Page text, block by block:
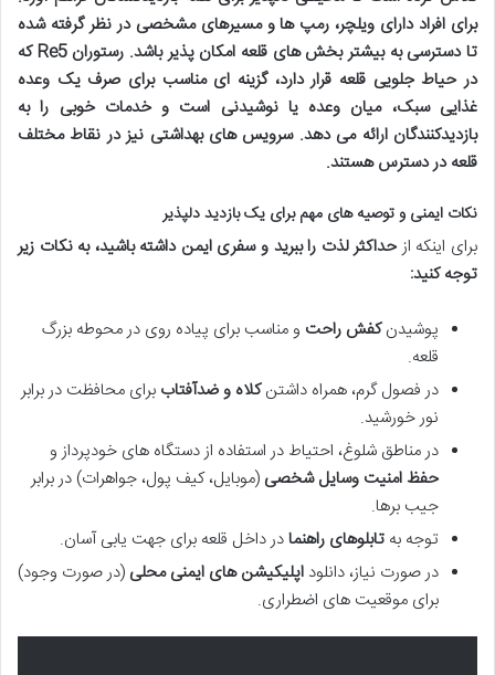
برای افراد دارای ویلچر، رمپ ها و مسیرهای مشخصی در نظر گرفته شده
تا دسترسی به بیشتر بخش های قلعه امکان پذیر باشد. رستوران Re5 که
در حیاط جلویی قلعه قرار دارد، گزینه ای مناسب برای صرف یک وعده
غذایی سبک، میان وعده یا نوشیدنی است و خدمات خوبی را به
بازدیدکنندگان ارائه می دهد. سرویس های بهداشتی نیز در نقاط مختلف
قلعه در دسترس هستند.
نکات ایمنی و توصیه های مهم برای یک بازدید دلپذیر
برای اینکه ازحداکثر لذت را ببرید و سفری ایمن داشته باشید، به نکات زیر
توجه کنید:
پوشیدنکفش راحت و مناسب برای پیاده روی در محوطه بزرگ
قلعه.
در فصول گرم، همراه داشتنکلاه و ضدآفتاب برای محافظت در برابر
نور خورشید.
در مناطق شلوغ، احتیاط در استفاده از دستگاه های خودپرداز و
حفظ امنیت وسایل شخصی (موبایل، کیف پول، جواهرات) در برابر
جیب برها.
توجه به تابلوهای راهنمادر داخل قلعه برای جهت یابی آسان.
در صورت نیاز، دانلود اپلیکیشن های ایمنی محلی (در صورت وجود)
برای موقعیت های اضطراری.